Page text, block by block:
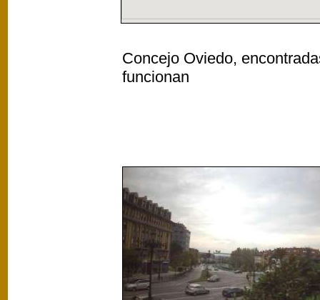
Concejo Oviedo,
funcionan